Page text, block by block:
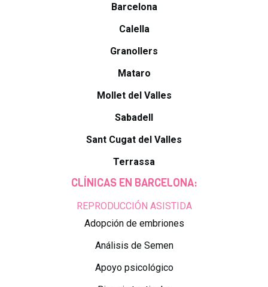
Barcelona
Calella
Granollers
Mataro
Mollet del Valles
Sabadell
Sant Cugat del Valles
Terrassa
CLÍNICAS EN BARCELONA:
REPRODUCCIÓN ASISTIDA
Adopción de embriones
Análisis de Semen
Apoyo psicológico